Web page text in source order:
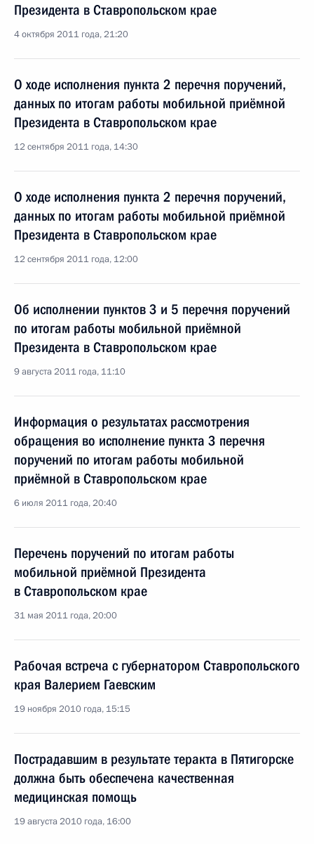
Президента в Ставропольском крае
4 октября 2011 года, 21:20
О ходе исполнения пункта 2 перечня поручений,
данных по итогам работы мобильной приёмной
Президента в Ставропольском крае
12 сентября 2011 года, 14:30
О ходе исполнения пункта 2 перечня поручений,
данных по итогам работы мобильной приёмной
Президента в Ставропольском крае
12 сентября 2011 года, 12:00
Об исполнении пунктов 3 и 5 перечня поручений
по итогам работы мобильной приёмной
Президента в Ставропольском крае
9 августа 2011 года, 11:10
Информация о результатах рассмотрения
обращения во исполнение пункта 3 перечня
поручений по итогам работы мобильной
приёмной в Ставропольском крае
6 июля 2011 года, 20:40
Перечень поручений по итогам работы
мобильной приёмной Президента
в Ставропольском крае
31 мая 2011 года, 20:00
Рабочая встреча с губернатором Ставропольского
края Валерием Гаевским
19 ноября 2010 года, 15:15
Пострадавшим в результате теракта в Пятигорске
должна быть обеспечена качественная
медицинская помощь
19 августа 2010 года, 16:00